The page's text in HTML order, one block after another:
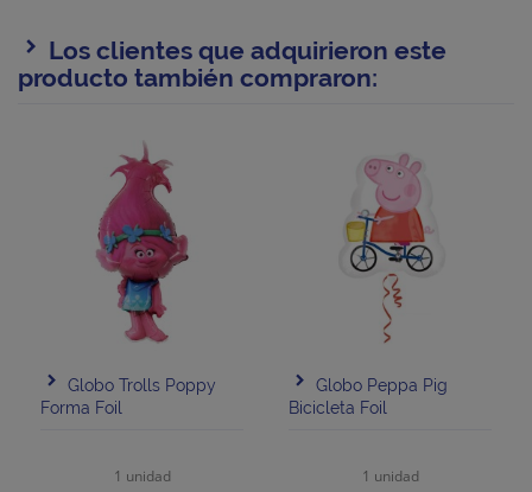
Los clientes que adquirieron este
producto también compraron:
Globo Trolls Poppy
Forma Foil
1 unidad
Globo Peppa Pig
Bicicleta Foil
1 unidad